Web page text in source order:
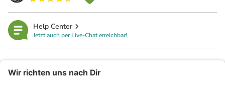
Help Center
Jetzt auch per Live-Chat erreichbar!